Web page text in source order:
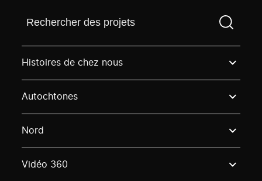
Trouvez un projetVous devez saisir un terme de
Histoires de chez nous
Autochtones
Nord
Vidéo 360